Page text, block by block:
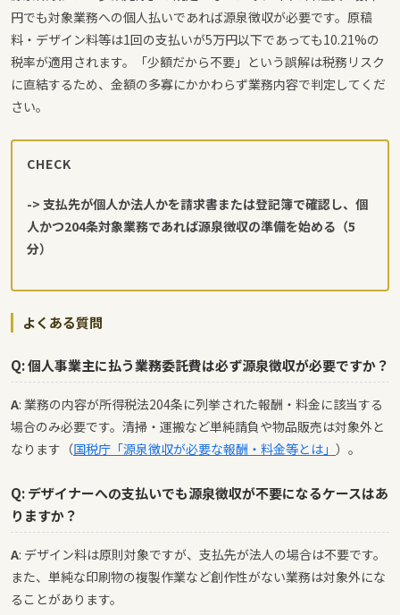
円でも対象業務への個人払いであれば源泉徴収が必要です。原稿
料・デザイン料等は1回の支払いが5万円以下であっても10.21%の
税率が適用されます。「少額だから不要」という誤解は税務リスク
に直結するため、金額の多寡にかかわらず業務内容で判定してくだ
さい。
CHECK
-> 支払先が個人か法人かを請求書または登記簿で確認し、個
人かつ204条対象業務であれば源泉徴収の準備を始める（5
分）
よくある質問
Q: 個人事業主に払う業務委託費は必ず源泉徴収が必要ですか？
A: 業務の内容が所得税法204条に列挙された報酬・料金に該当する
場合のみ必要です。清掃・運搬など単純請負や物品販売は対象外と
なります（国税庁「源泉徴収が必要な報酬・料金等とは」 ）。
Q: デザイナーへの支払いでも源泉徴収が不要になるケースはあ
りますか？
A: デザイン料は原則対象ですが、支払先が法人の場合は不要です。
また、単純な印刷物の複製作業など創作性がない業務は対象外にな
ることがあります。